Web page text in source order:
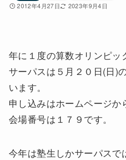
2012年4月27日 2023年9月4日
年に１度の算数オリンピッ
サーパスは５月２０日(日)
います。
申し込みはホームページか
会場番号は１７９です。
今年は塾生しかサーパスで